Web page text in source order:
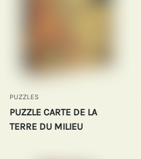
PUZZLES
PUZZLE CARTE DE LA
TERRE DU MILIEU